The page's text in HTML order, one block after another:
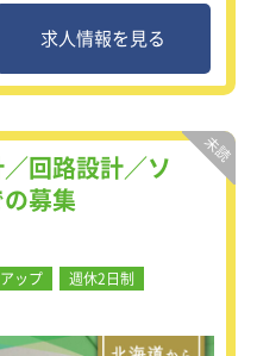
いて、いつでも相談が
内勉強会、eラーニン
ており、継続して学べ
り！
に応じて報奨金が支給
円の支給実績あり）。
れる仕組みが整ってい
対応や報告・連絡・相
ルの書き方などのビジ
ロジカルシンキングな
マンスキル研修も並行
緒にスタートできるの
同期同士で行う研修の
あるため、
有やアウトプット出来
す。
、入社時期の近い先輩
キャリアをスタートで
求人情報を見る
回路設計／ソ
募集
ップ
週休2日制